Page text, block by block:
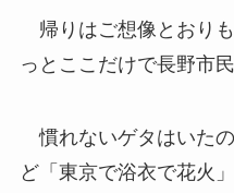
帰りはご想像とおり
っとここだけで長野市
慣れないゲタはいた
ど「東京で浴衣で花火